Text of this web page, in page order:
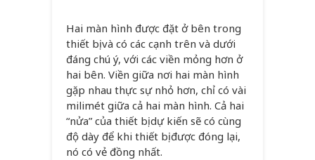
Hai màn hình được đặt ở bên trong
thiết bị và có các cạnh trên và dưới
đáng chú ý, với các viền mỏng hơn ở
hai bên. Viền giữa nơi hai màn hình
gặp nhau thực sự nhỏ hơn, chỉ có vài
milimét giữa cả hai màn hình. Cả hai
“nửa” của thiết bị dự kiến ​​sẽ có cùng
độ dày để khi thiết bị được đóng lại,
nó có vẻ đồng nhất.